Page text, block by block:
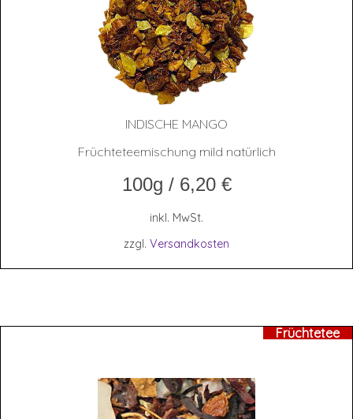
INDI­SCHE MANGO
Früchteteemischung mild natürlich
100g / 6,20 €
inkl. MwSt.
zzgl. Versandkosten
Früchtetee